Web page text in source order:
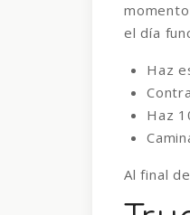
el día
Haz
Haz
Al final